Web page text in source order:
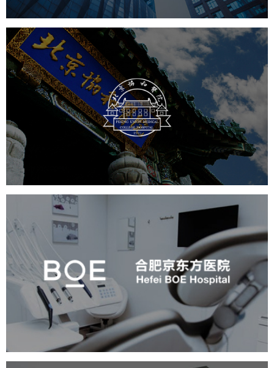
协和医院
医药医疗 医院网站建设
博物馆展厅设计
数字博物馆建设
展厅空间设计
北京展厅设计
企业展厅设计 公司展厅设计
合肥京东方医院
医药医疗 医院网站建设
展厅空间设计
企业展厅设计
公司展厅设计
北京展厅设计
产品展厅设计
博物馆展厅设计 数字博物馆建设